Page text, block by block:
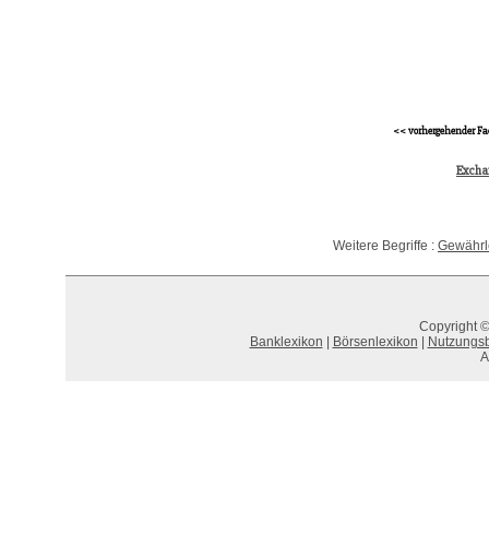
<< vorhergehender
Weitere Begriffe :
Copyright
Banklexikon
Börsenlexikon